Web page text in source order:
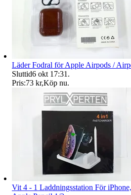
Läder Fodral för Apple Airpods /
Sluttid6 okt 17:31 .
Pris:73 kr,Köp nu.
Vit 4 - 1 Laddningsstation För